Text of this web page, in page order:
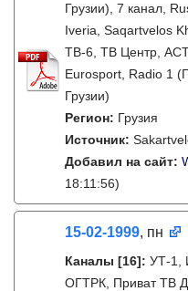
Грузии), 7 канал,
Iveria, Saqartvelos
ТВ-6, ТВ Центр,
Eurosport, Radio 1
Грузии)
Регион: Грузия
Источник:
Добавил на сайт:
18:11:56)
15-02-1999, пн
Каналы [16]: УТ-1,
ОГТРК, Приват ТВ